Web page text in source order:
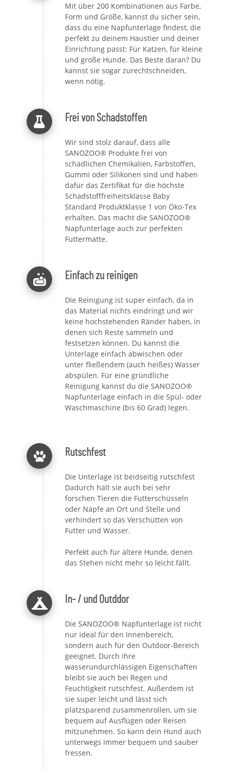
Mit über 200 Kombinationen aus Farbe,
Form und Größe, kannst du sicher sein,
dass du eine Napfunterlage findest, die
perfekt zu deinem Haustier und deiner
Einrichtung passt: Für Katzen, für kleine
und große Hunde. Das Beste daran? Du
kannst sie sogar zurechtschneiden,
wenn nötig.
Frei von Schadstoffen
Wir sind stolz darauf, dass alle
SANOZOO® Produkte frei von
schädlichen Chemikalien, Farbstoffen,
Gummi oder Silikonen sind und haben
dafür das Zertifikat für die höchste
Schadstofffreiheitsklasse Baby
Standard Produktklasse 1 von Öko-Tex
erhalten. Das macht die SANOZOO®
Napfunterlage auch zur perfekten
Futtermatte.
Einfach zu reinigen
Die Reinigung ist super einfach, da in
das Material nichts eindringt und wir
keine hochstehenden Ränder haben, in
denen sich Reste sammeln und
festsetzen können. Du kannst die
Unterlage einfach abwischen oder
unter fließendem (auch heißes) Wasser
abspülen. Für eine gründliche
Reinigung kannst du die SANOZOO®
Napfunterlage einfach in die Spül- oder
Waschmaschine (bis 60 Grad) legen.
Rutschfest
Die Unterlage ist beidseitig rutschfest
Dadurch hält sie auch bei sehr
forschen Tieren die Futterschüsseln
oder Näpfe an Ort und Stelle und
verhindert so das Verschütten von
Futter und Wasser.
Perfekt auch für ältere Hunde, denen
das Stehen nicht mehr so leicht fällt.
In- / und Outddor
Die SANOZOO® Napfunterlage ist nicht
nur ideal für den Innenbereich,
sondern auch für den Outdoor-Bereich
geeignet. Durch ihre
wasserundurchlässigen Eigenschaften
bleibt sie auch bei Regen und
Feuchtigkeit rutschfest. Außerdem ist
sie super leicht und lässt sich
platzsparend zusammenrollen, um sie
bequem auf Ausflügen oder Reisen
mitzunehmen. So kann dein Hund auch
unterwegs immer bequem und sauber
fressen.